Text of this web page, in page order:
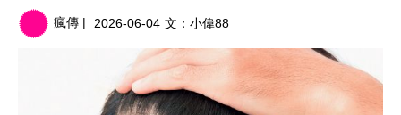
瘋傳 | 2026-06-04 文： 小偉88